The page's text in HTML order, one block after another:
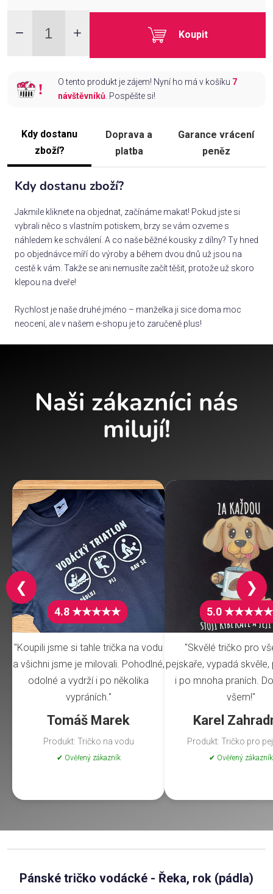
Koupit
O tento produkt je zájem! Nyní ho má v košíku 7
návštěvníků. Pospěšte si!
Kdy dostanu
zboží?
Doprava a
platba
Garance vrácení
peněz
Kdy dostanu zboží?
Jakmile kliknete na objednat, začínáme makat! Pokud jste si
vybrali něco s vlastním potiskem, brzy se vám ozveme s
náhledem ke schválení. A co naše běžné kousky z dílny? Ty hned
po objednávce míří do výroby a během dvou dnů už jsou na
cestě k vám. Takže se ani nemusíte začít těšit, protože už skoro
klepou na dveře!
Rychlost je naše druhé jméno – manželka ji sice doma moc
neocení, ale v našem e-shopu je to zaručeně plus!
Naši zákazníci nás
milují!
4.8 ★★★★★
"Koupili jsme si tahle trička na vodu
a všichni jsme je milovali. Pohodlné,
odolné a vydrží i po několika
vypráních."
Tomáš Marek
Produkt: Tričko na vodu
✔ Ověřený zákazník
5.0 ★★★★★
"Skvělé tričko pro
pejskaře, vypadá
i po mnoha praních.
všem!"
Karel
Produkt: Tričko pro
✔ Ověřený zákazník
❮ ❯
Pánské tričko vodácké - Řeka, rok (pádla)